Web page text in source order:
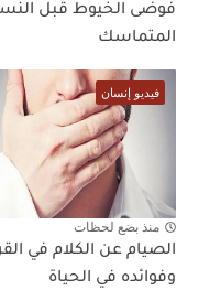
فوضى الخيوط قبل
المتماسك
فيديو إنسان
منذ بضع لحظات
الصيام عن الكلام في
وفوائده في الحياة